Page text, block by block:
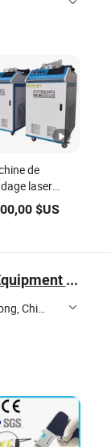
de
laser
3 en 1
et le
en acier
$US
Dongguan Hengxin Laser Equipment Co., Ltd
China